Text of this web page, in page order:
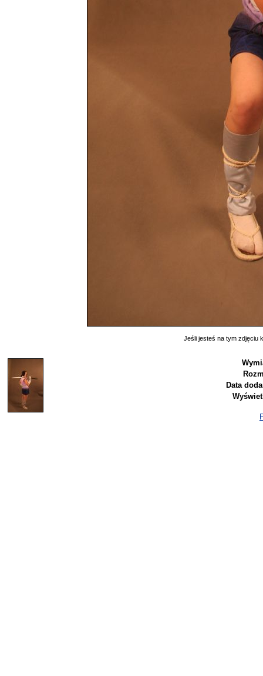
Jeśli jesteś na tym zdjęciu
Data